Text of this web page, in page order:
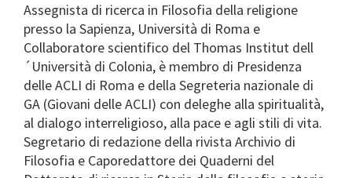
Assegnista di ricerca in Filosofia della religione
presso la Sapienza, Università di Roma e
Collaboratore scientifico del Thomas Institut dell
´Università di Colonia, è membro di Presidenza
delle ACLI di Roma e della Segreteria nazionale di
GA (Giovani delle ACLI) con deleghe alla spiritualità,
al dialogo interreligioso, alla pace e agli stili di vita.
Segretario di redazione della rivista Archivio di
Filosofia e Caporedattore dei Quaderni del